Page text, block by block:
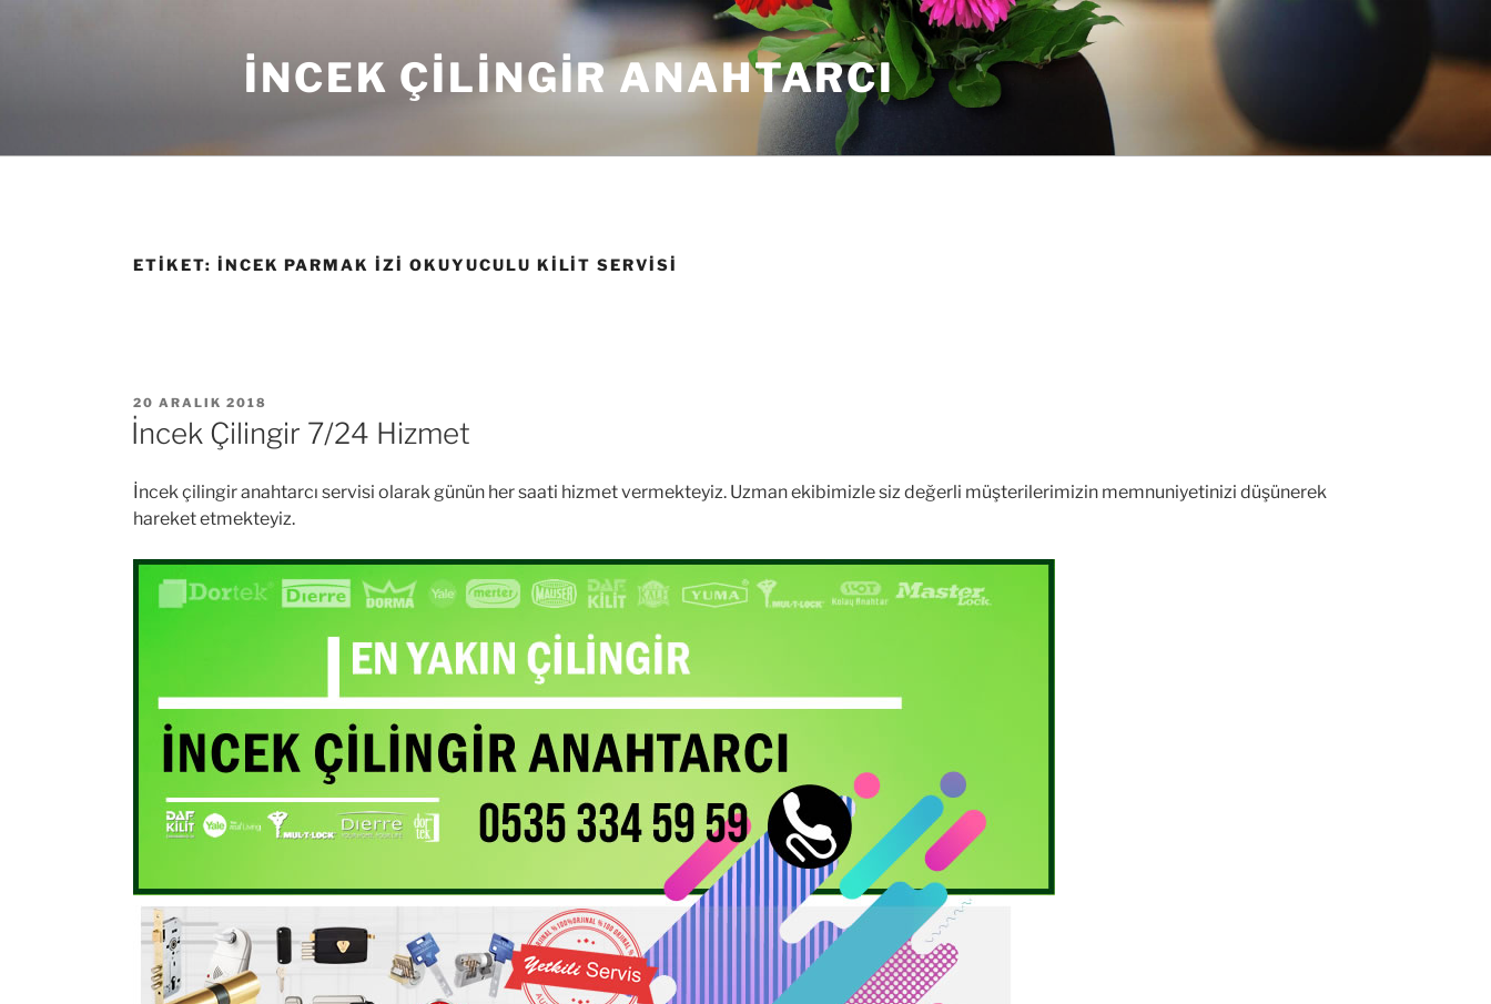
İNCEK ÇILINGIR ANAHTARCI
ETIKET: İNCEK PARMAK IZI OKUYUCULU KILIT SERVISI
YAYIM
TARIHI
20 ARALIK 2018
İncek Çilingir 7/24 Hizmet
İncek çilingir anahtarcı servisi olarak günün her saati hizmet vermekteyiz. Uzman ekibimizle siz değerli müşterilerimizin memnuniyetinizi düşünerek
hareket etmekteyiz.